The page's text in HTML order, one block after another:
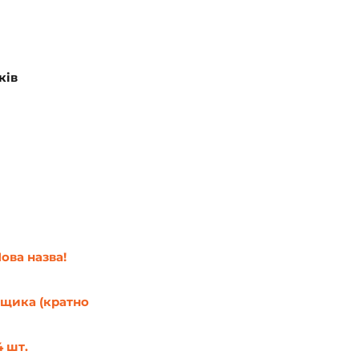
назва!
(кратно
шт.